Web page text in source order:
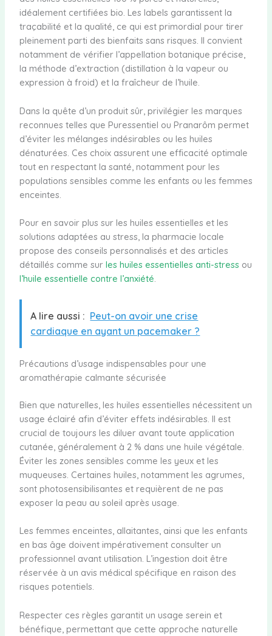
idéalement certifiées bio. Les labels garantissent la
traçabilité et la qualité, ce qui est primordial pour tirer
pleinement parti des bienfaits sans risques. Il convient
notamment de vérifier l’appellation botanique précise,
la méthode d’extraction (distillation à la vapeur ou
expression à froid) et la fraîcheur de l’huile.
Dans la quête d’un produit sûr, privilégier les marques
reconnues telles que Puressentiel ou Pranarôm permet
d’éviter les mélanges indésirables ou les huiles
dénaturées. Ces choix assurent une efficacité optimale
tout en respectant la santé, notamment pour les
populations sensibles comme les enfants ou les femmes
enceintes.
Pour en savoir plus sur les huiles essentielles et les
solutions adaptées au stress, la pharmacie locale
propose des conseils personnalisés et des articles
détaillés comme sur les huiles essentielles anti-stress ou
l’huile essentielle contre l’anxiété.
A lire aussi : Peut-on avoir une crise
cardiaque en ayant un pacemaker ?
Précautions d’usage indispensables pour une
aromathérapie calmante sécurisée
Bien que naturelles, les huiles essentielles nécessitent un
usage éclairé afin d’éviter effets indésirables. Il est
crucial de toujours les diluer avant toute application
cutanée, généralement à 2 % dans une huile végétale.
Éviter les zones sensibles comme les yeux et les
muqueuses. Certaines huiles, notamment les agrumes,
sont photosensibilisantes et requièrent de ne pas
exposer la peau au soleil après usage.
Les femmes enceintes, allaitantes, ainsi que les enfants
en bas âge doivent impérativement consulter un
professionnel avant utilisation. L’ingestion doit être
réservée à un avis médical spécifique en raison des
risques potentiels.
Respecter ces règles garantit un usage serein et
bénéfique, permettant que cette approche naturelle